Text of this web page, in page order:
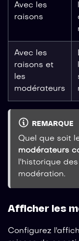
Avec les
raisons
Avec les
raisons et
les
modérateurs
REMARQUE
Quel que soit
modérateurs
l'historique
modération.
Afficher les
Configurez